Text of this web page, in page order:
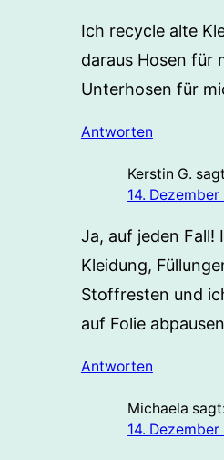
Ich recycle alte
daraus Hosen für
Unterhosen für
Antworten
Kerstin G.
14.
Ja, auf jeden Fall!
Kleidung,
Stoffresten und
auf Folie
Antworten
Michaela sagt:
14.